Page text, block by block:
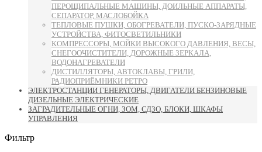
ПЕРОЩИПАЛЬНЫЕ МАШИНЫ, ДОИЛЬНЫЕ АППАРАТЫ,
СЕПАРАТОР, МАСЛОБОЙКА
ТЕПЛОВЫЕ ПУШКИ, ОБОГРЕВАТЕЛИ, ПУСКО-ЗАРЯДНЫЕ
УСТРОЙСТВА, ФИТОСВЕТИЛЬНИКИ
КОМПРЕССОРЫ, МОЙКИ ВЫСОКОГО ДАВЛЕНИЯ, ВЕСЫ,
СНЕГООЧИСТИТЕЛИ, ДОРОЖНЫЕ ЗЕРКАЛА,
ВОДОНАГРЕВАТЕЛИ
ДИСТИЛЛЯТОРЫ, АВТОКЛАВЫ, ГРИЛИ,
РАДИОПРИЁМНИКИ РЕТРО
ЭЛЕКТРОСТАНЦИИ ГЕНЕРАТОРЫ, ДВИГАТЕЛИ БЕНЗИНОВЫЕ
ДИЗЕЛЬНЫЕ ЭЛЕКТРИЧЕСКИЕ
ЗАГРАДИТЕЛЬНЫЕ ОГНИ, ЗОМ, СДЗО, БЛОКИ, ШКАФЫ
УПРАВЛЕНИЯ
Фильтр